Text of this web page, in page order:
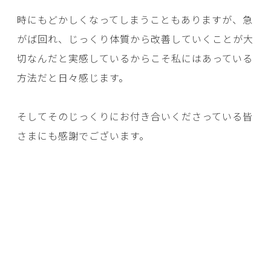
時にもどかしくなってしまうこともありますが、急
がば回れ、じっくり体質から改善していくことが大
切なんだと実感しているからこそ私にはあっている
方法だと日々感じます。
そしてそのじっくりにお付き合いくださっている皆
さまにも感謝でございます。